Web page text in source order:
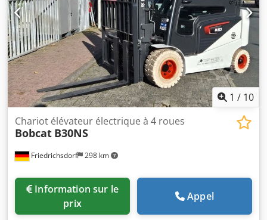
mât: Duplex État: Neuf État technique: Neuf Type de
bandage avant: Polyuréthane État bandage avant: 80 - 100
% Type de bandage arrière: Polyuréthane État bandage
arrière: 80 - 100 % Batterie volts: 24V Batterie Ah: 60Ah
Type de batterie: Lithium-ion Année de fabrication
batterie: 2026 État batterie: 80 - 100 % Certificat CE,
Batterie lithium-ion sans entretien 24 V
1 / 10
Friedrichsdorf 298 km
Chariot élévateur électrique à 4 roues
Bobcat B30NS
prix
Appel